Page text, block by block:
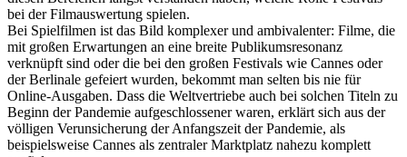
bei der Filmauswertung spielen.
Bei Spielfilmen ist das Bild komplexer und ambivalenter: Filme, die
mit großen Erwartungen an eine breite Publikumsresonanz
verknüpft sind oder die bei den großen Festivals wie Cannes oder
der Berlinale gefeiert wurden, bekommt man selten bis nie für
Online-Ausgaben. Dass die Weltvertriebe auch bei solchen Titeln zu
Beginn der Pandemie aufgeschlossener waren, erklärt sich aus der
völligen Verunsicherung der Anfangszeit der Pandemie, als
beispielsweise Cannes als zentraler Marktplatz nahezu komplett